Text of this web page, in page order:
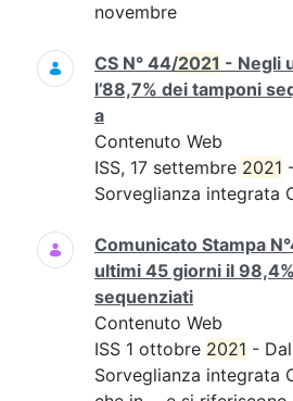
novembre
CS N° 44/2021 - Negli
l’88,7% dei tamponi
a
Contenuto Web
ISS, 17 settembre 2021
Sorveglianza integrata
Comunicato Stampa
ultimi 45 giorni il
sequenziati
Contenuto Web
ISS 1 ottobre 2021 -
Sorveglianza integrata